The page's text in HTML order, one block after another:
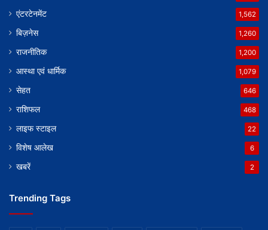
एंटरटेनमेंट 1,562
बिज़नेस 1,260
राजनीतिक 1,200
आस्था एवं धार्मिक 1,079
सेहत 646
राशिफल 468
लाइफ स्टाइल 22
विशेष आलेख 6
खबरें 2
Trending Tags